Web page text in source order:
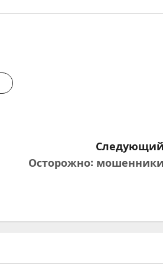
Осторожно: